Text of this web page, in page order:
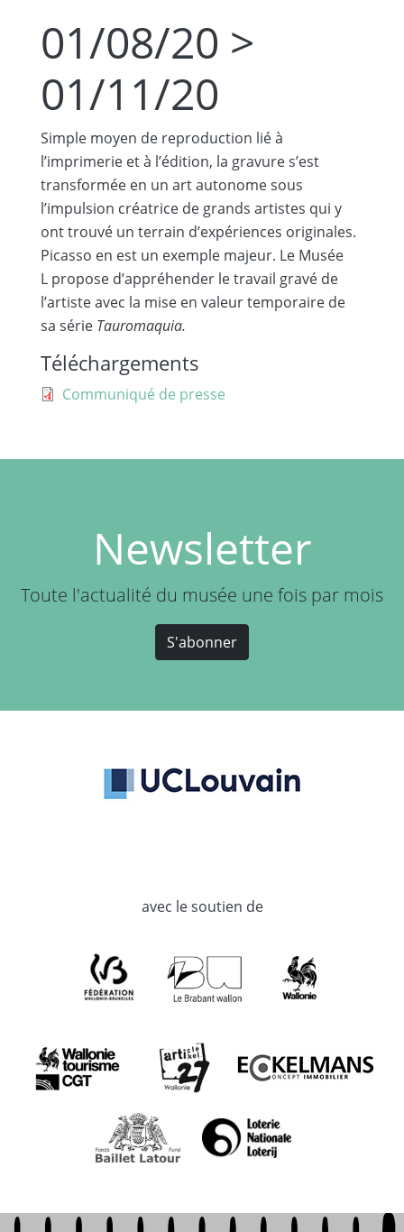
01/08/20 >
01/11/20
Simple moyen de reproduction lié à
l’imprimerie et à l’édition, la gravure s’est
transformée en un art autonome sous
l’impulsion créatrice de grands artistes qui y
ont trouvé un terrain d’expériences originales.
Picasso en est un exemple majeur. Le Musée
L propose d’appréhender le travail gravé de
l’artiste avec la mise en valeur temporaire de
sa série Tauromaquia.
Téléchargements
Document
Communiqué de presse
Newsletter
Toute l'actualité du musée une fois par mois
S'abonner
avec le soutien de